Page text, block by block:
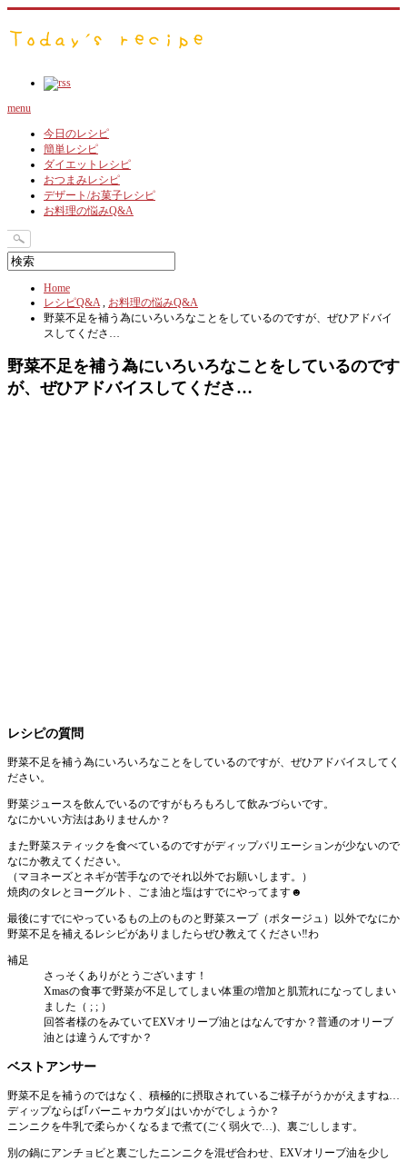
menu
今日のレシピ
簡単レシピ
ダイエットレシピ
おつまみレシピ
デザート/お菓子レシピ
お料理の悩みQ&A
Home
レシピQ&A, お料理の悩みQ&A
野菜不足を補う為にいろいろなことをしているのですが、ぜひアドバイ
スしてくださ…
野菜不足を補う為にいろいろなことをしているのです
が、ぜひアドバイスしてくださ…
レシピの質問
野菜不足を補う為にいろいろなことをしているのですが、ぜひアドバイスしてく
ださい。
野菜ジュースを飲んでいるのですがもろもろして飲みづらいです。
なにかいい方法はありませんか？
また野菜スティックを食べているのですがディップバリエーションが少ないので
なにか教えてください。
（マヨネーズとネギが苦手なのでそれ以外でお願いします。）
焼肉のタレとヨーグルト、ごま油と塩はすでにやってます☻
最後にすでにやっているもの上のものと野菜スープ（ポタージュ）以外でなにか
野菜不足を補えるレシピがありましたらぜひ教えてください‼︎わ
補足
さっそくありがとうございます！
Xmasの食事で野菜が不足してしまい体重の増加と肌荒れになってしまい
ました（ ; ; ）
回答者様のをみていてEXVオリーブ油とはなんですか？普通のオリーブ
油とは違うんですか？
ベストアンサー
野菜不足を補うのではなく、積極的に摂取されているご様子がうかがえますね…
ディップならば｢バーニャカウダ｣はいかがでしょうか？
ニンニクを牛乳で柔らかくなるまで煮て(ごく弱火で…)、裏ごしします。
別の鍋にアンチョビと裏ごしたニンニクを混ぜ合わせ、EXVオリーブ油を少し